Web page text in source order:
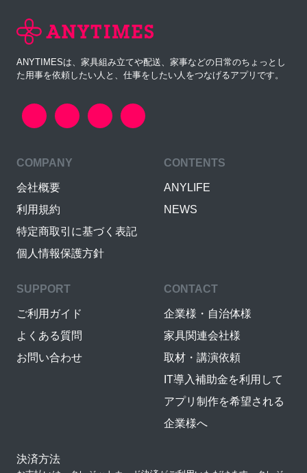
ANYTIMESは、家具組み立てや配送、家事などの日常のちょっとし
た用事を依頼したい人と、仕事をしたい人をつなげるアプリです。
COMPANY
会社概要
利用規約
特定商取引に基づく表記
個人情報保護方針
CONTENTS
ANYLIFE
NEWS
SUPPORT
ご利用ガイド
よくある質問
お問い合わせ
CONTACT
企業様・自治体様
家具関連会社様
取材・講演依頼
IT導入補助金を利用して
アプリ制作を希望される
企業様へ
決済方法